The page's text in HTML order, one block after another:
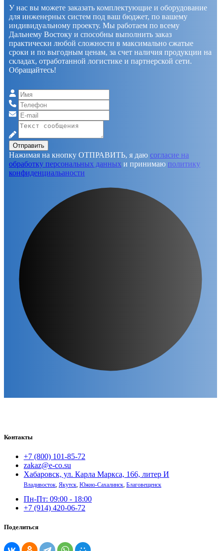
У нас вы можете заказать комплектующие и оборудование
для инженерных систем под ваш бюджет, по вашему
индивидуальному проекту. Мы работаем по всему
Дальнему Востоку и способны выполнить заказ
практически любой сложности в максимально сжатые
сроки и по выгодным ценам, за счет наличия продукции на
складах, отработанной логистике и партнерской сети.
Обращайтесь!
Отправить
Нажимая на кнопку ОТПРАВИТЬ, я даю согласие на
обработку персональных данных и принимаю политику
конфиденциальаности
Контакты
+7 (800) 101-85-72
zakaz@e-co.su
Хабаровск, ул. Карла Маркса, 166, литер И
Владивосток, Якутск, Южно-Сахалинск, Благовещенск
Пн-Пт: 09:00 - 18:00
+7 (914) 420-06-72
Поделиться